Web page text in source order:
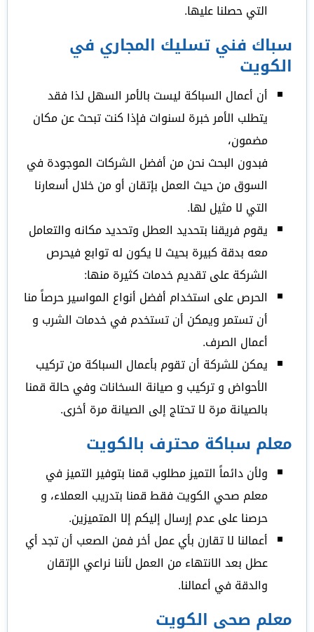
التي حصلنا عليها.
سباك فني تسليك المجاري في
الكويت
أن أعمال السباكة ليست بالأمر السهل لذا فقد
يتطلب الأمر خبرة لسنوات فإذا كنت تبحث عن مكان
مضمون،
فبدون البحث نحن من أفضل الشركات الموجودة في
السوق من حيث العمل بإتقان أو من خلال أسعارنا
التي لا مثيل لها.
يقوم فريقنا بتحديد العطل وتحديد مكانه والتعامل
معه بدقة كبيرة بحيث لا يكون له توابع فيحرص
الشركة على تقديم خدمات كثيرة منها:
الحرص على استخدام أفضل أنواع المواسير حرصاً منا
أن تستمر ويمكن أن تستخدم في خدمات الشرب و
أعمال الصرف.
يمكن للشركة أن تقوم بأعمال السباكة من تركيب
الأحواض و تركيب و صيانة السخانات وفي حالة قمنا
بالصيانة مرة لا تحتاج إلى الصيانة مرة أخرى.
معلم سباكة محترف بالكويت
ولأن دائماً التميز مطلوب قمنا بتوفير التميز في
معلم صحي الكويت فقط قمنا بتدريب العملاء، و
حرصنا على عدم إرسال إليكم إلا المتميزين.
أعمالنا لا تقارن بأي عمل أخر فمن الصعب أن تجد أي
عطل بعد الانتهاء من العمل لأننا نراعي الإتقان
والدقة في أعمالنا.
معلم صحى الكويت